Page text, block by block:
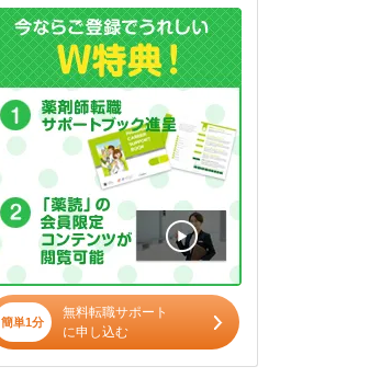
簡単1分
無料転職サポート
に申し込む